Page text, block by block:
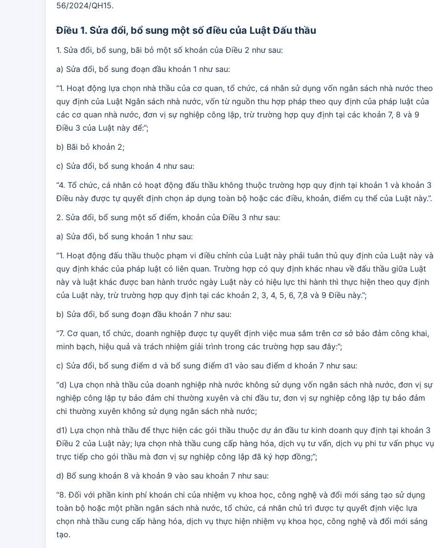
56/2024/QH15.
Điều 1. Sửa đổi, bổ sung một số điều của Luật Đấu thầu
1. Sửa đổi, bổ sung, bãi bỏ một số khoản của Điều 2 như sau:
a) Sửa đổi, bổ sung đoạn đầu khoản 1 như sau:
“1. Hoạt động lựa chọn nhà thầu của cơ quan, tổ chức, cá nhân sử dụng vốn ngân sách nhà nước theo
quy định của Luật Ngân sách nhà nước, vốn từ nguồn thu hợp pháp theo quy định của pháp luật của
các cơ quan nhà nước, đơn vị sự nghiệp công lập, trừ trường hợp quy định tại các khoản 7, 8 và 9
Điều 3 của Luật này để:”;
b) Bãi bỏ khoản 2;
c) Sửa đổi, bổ sung khoản 4 như sau:
“4. Tổ chức, cá nhân có hoạt động đấu thầu không thuộc trường hợp quy định tại khoản 1 và khoản 3
Điều này được tự quyết định chọn áp dụng toàn bộ hoặc các điều, khoản, điểm cụ thể của Luật này.”.
2. Sửa đổi, bổ sung một số điểm, khoản của Điều 3 như sau:
a) Sửa đổi, bổ sung khoản 1 như sau:
“1. Hoạt động đấu thầu thuộc phạm vi điều chỉnh của Luật này phải tuân thủ quy định của Luật này và
quy định khác của pháp luật có liên quan. Trường hợp có quy định khác nhau về đấu thầu giữa Luật
này và luật khác được ban hành trước ngày Luật này có hiệu lực thi hành thì thực hiện theo quy định
của Luật này, trừ trường hợp quy định tại các khoản 2, 3, 4, 5, 6, 7,8 và 9 Điều này.”;
b) Sửa đổi, bổ sung đoạn đầu khoản 7 như sau:
“7. Cơ quan, tổ chức, doanh nghiệp được tự quyết định việc mua sắm trên cơ sở bảo đảm công khai,
minh bạch, hiệu quả và trách nhiệm giải trình trong các trường hợp sau đây:”;
c) Sửa đổi, bổ sung điểm d và bổ sung điểm d1 vào sau điểm d khoản 7 như sau:
“d) Lựa chọn nhà thầu của doanh nghiệp nhà nước không sử dụng vốn ngân sách nhà nước, đơn vị sự
nghiệp công lập tự bảo đảm chi thường xuyên và chi đầu tư, đơn vị sự nghiệp công lập tự bảo đảm
chi thường xuyên không sử dụng ngân sách nhà nước;
d1) Lựa chọn nhà thầu để thực hiện các gói thầu thuộc dự án đầu tư kinh doanh quy định tại khoản 3
Điều 2 của Luật này; lựa chọn nhà thầu cung cấp hàng hóa, dịch vụ tư vấn, dịch vụ phi tư vấn phục vụ
trực tiếp cho gói thầu mà đơn vị sự nghiệp công lập đã ký hợp đồng;”;
d) Bổ sung khoản 8 và khoản 9 vào sau khoản 7 như sau:
“8. Đối với phần kinh phí khoán chi của nhiệm vụ khoa học, công nghệ và đổi mới sáng tạo sử dụng
toàn bộ hoặc một phần ngân sách nhà nước, tổ chức, cá nhân chủ trì được tự quyết định việc lựa
chọn nhà thầu cung cấp hàng hóa, dịch vụ thực hiện nhiệm vụ khoa học, công nghệ và đổi mới sáng
tạo.